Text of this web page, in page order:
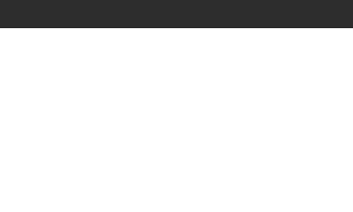
to